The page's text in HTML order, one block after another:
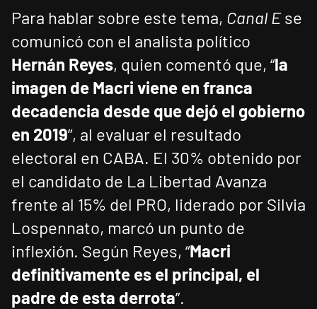
Para hablar sobre este tema, Canal Ese
comunicó con el analista político
Hernán Reyes, quien comentó que, “la
imagen de Macri viene en franca
decadencia desde que dejó el gobierno
en 2019”, al evaluar el resultado
electoral en CABA. El 30% obtenido por
el candidato de La Libertad Avanza
frente al 15% del PRO, liderado por Silvia
Lospennato, marcó un punto de
inflexión. Según Reyes, “Macri
definitivamente es el principal, el
padre de esta derrota”.